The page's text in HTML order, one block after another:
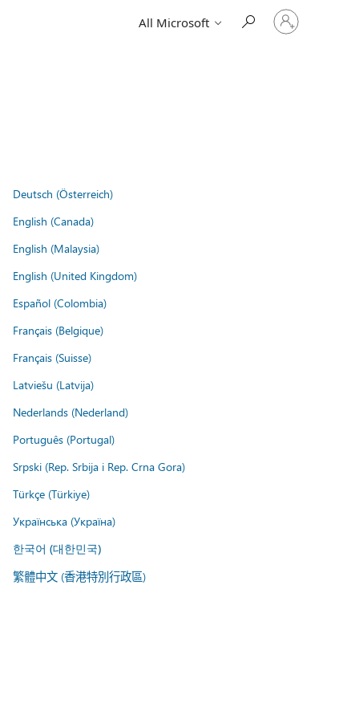
All Microsoft
Sign
in
Deutsch (Österreich)
English (Canada)
English (Malaysia)
English (United Kingdom)
Español (Colombia)
Français (Belgique)
Français (Suisse)
Latviešu (Latvija)
Nederlands (Nederland)
Português (Portugal)
Srpski (Rep. Srbija i Rep. Crna Gora)
Türkçe (Türkiye)
Українська (Україна)
한국어 (대한민국)
繁體中文 (香港特別行政區)